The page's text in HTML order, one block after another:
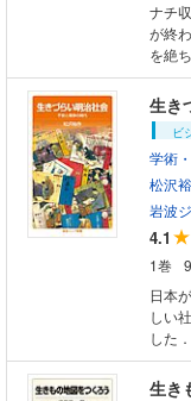
ナチ
が終
を絶
れ，
時代
生き
ビ
学術
松沢
岩波
4.1
1巻
日本
しい
した
て明
治社
生き